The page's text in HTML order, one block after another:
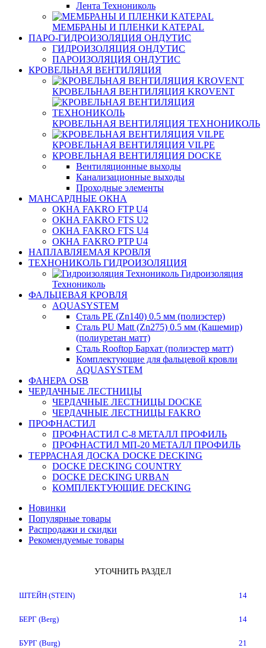
Лента Технониколь
МЕМБРАНЫ И ПЛЕНКИ KATEPAL
ПАРО-ГИДРОИЗОЛЯЦИЯ ОНДУТИС
ГИДРОИЗОЛЯЦИЯ ОНДУТИС
ПАРОИЗОЛЯЦИЯ ОНДУТИС
КРОВЕЛЬНАЯ ВЕНТИЛЯЦИЯ
КРОВЕЛЬНАЯ ВЕНТИЛЯЦИЯ KROVENT
КРОВЕЛЬНАЯ ВЕНТИЛЯЦИЯ ТЕХНОНИКОЛЬ
КРОВЕЛЬНАЯ ВЕНТИЛЯЦИЯ VILPE
КРОВЕЛЬНАЯ ВЕНТИЛЯЦИЯ DOCKE
Вентиляционные выходы
Канализационные выходы
Проходные элементы
МАНСАРДНЫЕ ОКНА
ОКНА FAKRO FTP U4
ОКНА FAKRO FTS U2
ОКНА FAKRO FTS U4
ОКНА FAKRO PTP U4
НАПЛАВЛЯЕМАЯ КРОВЛЯ
ТЕХНОНИКОЛЬ ГИДРОИЗОЛЯЦИЯ
Гидроизоляция
Технониколь
ФАЛЬЦЕВАЯ КРОВЛЯ
AQUASYSTEM
Сталь PE (Zn140) 0.5 мм (полиэстер)
Сталь PU Matt (Zn275) 0.5 мм (Кашемир)
(полиуретан матт)
Сталь Rooftop Бархат (полиэстер матт)
Комплектующие для фальцевой кровли
AQUASYSTEM
ФАНЕРА OSB
ЧЕРДАЧНЫЕ ЛЕСТНИЦЫ
ЧЕРДАЧНЫЕ ЛЕСТНИЦЫ DOCKE
ЧЕРДАЧНЫЕ ЛЕСТНИЦЫ FAKRO
ПРОФНАСТИЛ
ПРОФНАСТИЛ C-8 МЕТАЛЛ ПРОФИЛЬ
ПРОФНАСТИЛ МП-20 МЕТАЛЛ ПРОФИЛЬ
ТЕРРАСНАЯ ДОСКА DOCKE DECKING
DOCKE DECKING COUNTRY
DOCKE DECKING URBAN
КОМПЛЕКТУЮЩИЕ DECKING
Новинки
Популярные товары
Распродажи и скидки
Рекомендуемые товары
УТОЧНИТЬ РАЗДЕЛ
ШТЕЙН (STEIN) 14
БЕРГ (Berg) 14
БУРГ (Burg) 21